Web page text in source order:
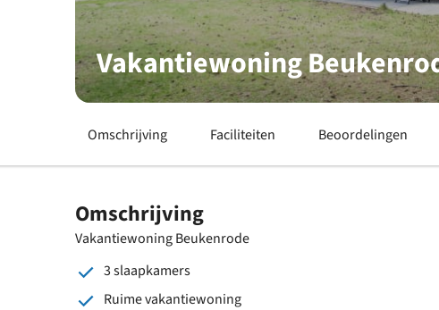
Vakantiewoning
Omschrijving Faciliteiten Beoordelingen
Omschrijving
Vakantiewoning Beukenrode
3 slaapkamers
Ruime vakantiewoning